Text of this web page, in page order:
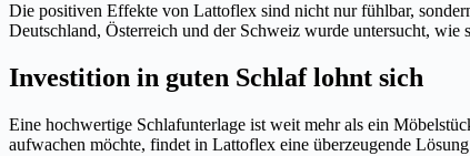
Die positiven Effekte von Lattoflex sind nicht nur fühlbar,
Deutschland, Österreich und der Schweiz wurde untersucht,
Investition in guten Schlaf lohnt sich
Eine hochwertige Schlafunterlage ist weit mehr als ein
aufwachen möchte, findet in Lattoflex eine überzeugende